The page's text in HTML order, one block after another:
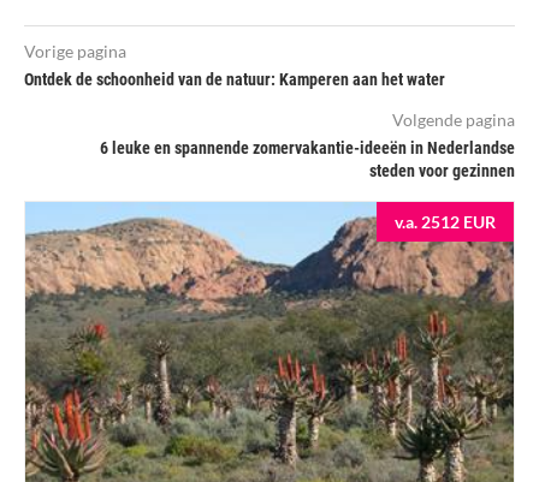
Vorige pagina
Ontdek de schoonheid van de natuur: Kamperen aan het water
Volgende pagina
6 leuke en spannende zomervakantie-ideeën in Nederlandse
steden voor gezinnen
v.a. 2512 EUR